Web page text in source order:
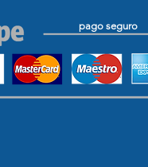
pago seguro